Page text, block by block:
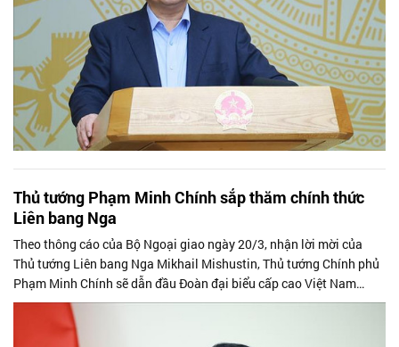
Thủ tướng Phạm Minh Chính sắp thăm chính thức
Liên bang Nga
Theo thông cáo của Bộ Ngoại giao ngày 20/3, nhận lời mời của
Thủ tướng Liên bang Nga Mikhail Mishustin, Thủ tướng Chính phủ
Phạm Minh Chính sẽ dẫn đầu Đoàn đại biểu cấp cao Việt Nam
thăm chính thức Liên...